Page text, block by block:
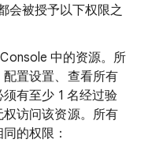
会被授予以下权限之
中的资源。所
置设置、查看所有
有至少 1 名经过验
访问该资源。所有
的权限：